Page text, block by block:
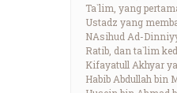
Ta`lim, yang
Ustadz yang
NAsihud Ad-
Ratib, dan ta`lim
Kifayatull Akhyar
Habib Abdullah bin